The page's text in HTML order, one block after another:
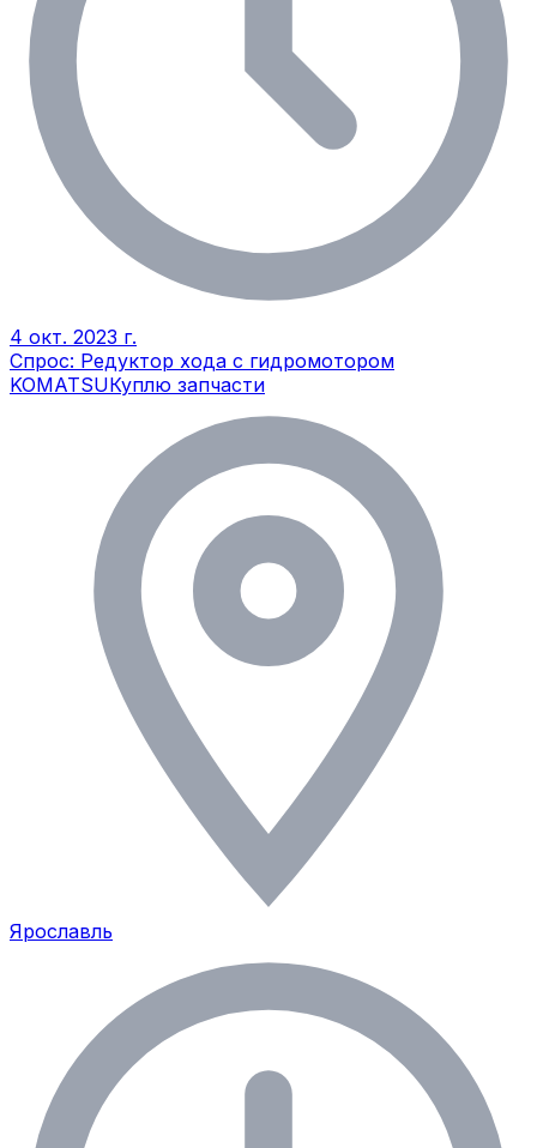
4 окт. 2023 г.
Спрос: Редуктор хода с гидромотором
KOMATSUКуплю запчасти
Ярославль